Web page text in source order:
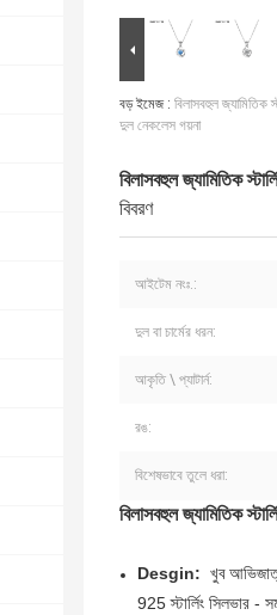
বড় ইমেজ : বিলাসবহুল জ্যামিতিক
দুল নেকলেস গয়না
বিলাসবহুল জ্যামিতিক
বিবরণ
আইটেম নংঃ.:
দুল বা চার্মের ধরন:
আকৃতি \ প্যাটার্ন:
রঙ:
বিশেষভাবে তুলে ধরা:
বিলাসবহুল জ্যামিতিক
Desgin: খুব
925 স্টার্লিং সিলভার -